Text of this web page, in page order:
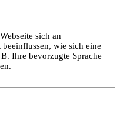
sich an
wie sich eine
Ihre bevorzugte Sprache